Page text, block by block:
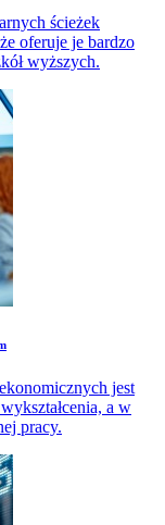
ścieżek
oferuje je bardzo
wyższych.
jest
a w
pracy.